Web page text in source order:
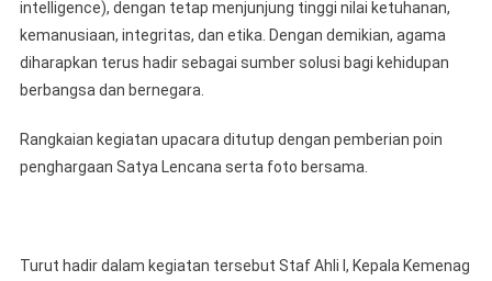
intelligence), dengan tetap menjunjung tinggi nilai ketuhanan,
kemanusiaan, integritas, dan etika. Dengan demikian, agama
diharapkan terus hadir sebagai sumber solusi bagi kehidupan
berbangsa dan bernegara.
Rangkaian kegiatan upacara ditutup dengan pemberian poin
penghargaan Satya Lencana serta foto bersama.
Turut hadir dalam kegiatan tersebut Staf Ahli I, Kepala Kemenag